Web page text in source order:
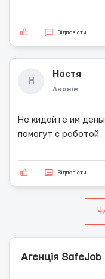
Відповісти
Н
Настя
Анонім
Не кидайте им
помогут с работой
Відповісти
Агенція SafeJob